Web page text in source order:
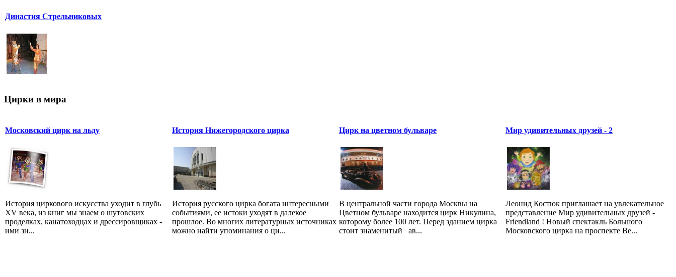
Династия Стрельниковых
Цирки в мира
Московский цирк на льду
История циркового искусства уходит в глубь
XV века, из книг мы знаем о шутовских
проделках, канатоходцах и дрессировщиках -
ими зн...
История Нижегородского цирка
История русского цирка богата интересными
событиями, ее истоки уходят в далекое
прошлое. Во многих литературных источниках
можно найти упоминания о ци...
Цирк на цветном бульваре
В центральной части города Москвы на
Цветном бульваре находится цирк Никулина,
которому более 100 лет. Перед зданием цирка
стоит знаменитый ав...
Мир удивительных друзей - 2
Леонид Костюк приглашает на увлекательное
представление Мир удивительных друзей -
Friendland ! Новый спектакль Большого
Московского цирка на проспекте Ве...